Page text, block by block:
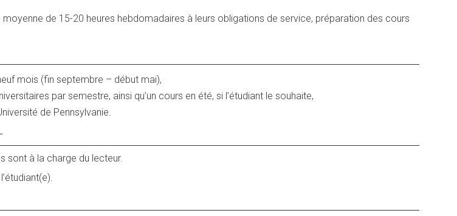
de 15-20 heures hebdomadaires à leurs obligations de service, préparation des cours
mois (fin septembre – début mai),
par semestre, ainsi qu’un cours en été, si l’étudiant le souhaite,
de Pennsylvanie.
sont à la charge du lecteur.